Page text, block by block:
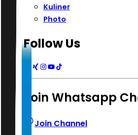
Kuliner
Photo
Follow Us
Join Whatsapp
Join Channel